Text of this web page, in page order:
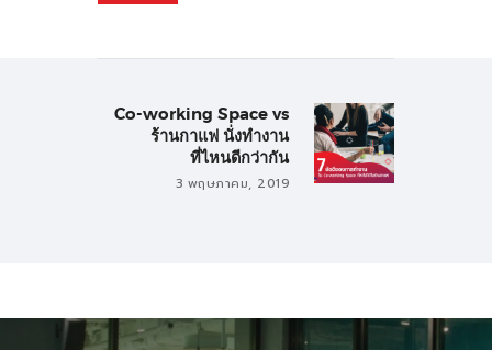
Next post:
Co-working Space vs
ร้านกาแฟ นั่งทำงาน
ที่ไหนดีกว่ากัน
3 พฤษภาคม, 2019